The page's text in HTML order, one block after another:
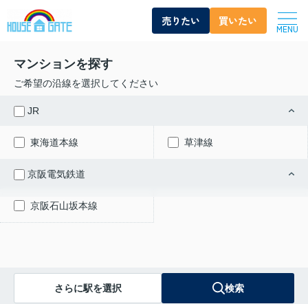
売りたい 買いたい
MENU
マンションを探す
ご希望の沿線を選択してください
JR
東海道本線 草津線
京阪電気鉄道
京阪石山坂本線
さらに駅を選択 検索